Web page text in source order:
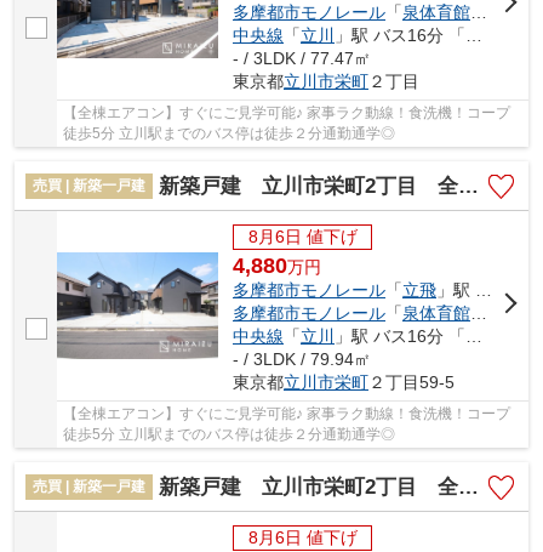
多摩都市モノレール 「泉体育館 」駅 徒
中央線 「立川
」駅 バス16分 「東栄会」 停歩2分
- / 3LDK / 77.47㎡
東京都立川市栄町２丁目
【全棟エアコン】すぐにご見学可能♪ 家事ラク動線！食洗機！コープ
徒歩5分 立川駅までのバス停は徒歩２分通勤通学◎
売買 | 新築一戸建 新築戸建 立川市栄町2丁目 全4棟
8月6日 値下げ
4,880万円
多摩都市モノレール 「立飛 」駅 徒歩19分
多摩都市モノレール 「泉体育館 」駅 徒
中央線 「立川
」駅 バス16分 「東栄会」 停歩2分
- / 3LDK / 79.94㎡
東京都立川市栄町２丁目59-5
【全棟エアコン】すぐにご見学可能♪ 家事ラク動線！食洗機！コープ
徒歩5分 立川駅までのバス停は徒歩２分通勤通学◎
売買 | 新築一戸建 新築戸建 立川市栄町2丁目 全4棟
8月6日 値下げ